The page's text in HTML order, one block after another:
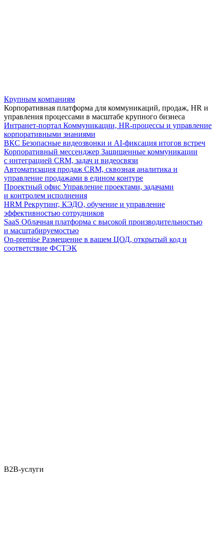
Крупным компаниям
Корпоративная платформа для коммуникаций, продаж, HR и
управления процессами в масштабе крупного бизнеса
Интранет-портал Коммуникации, HR-процессы и управление
корпоративными знаниями
ВКС Безопасные видеозвонки и AI-фиксация итогов встреч
Корпоративный мессенджер Защищенные коммуникации
с интеграцией CRM, задач и видеосвязи
Автоматизация продаж CRM, сквозная аналитика и
управление продажами в едином контуре
Проектный офис Управление проектами, задачами
и контролем исполнения
HRM Рекрутинг, КЭДО, обучение и управление
эффективностью сотрудников
SaaS Облачная платформа с высокой производительностью
и масштабируемостью
On-premise Размещение в вашем ЦОД, открытый код и
соответствие ФСТЭК
B2B-услуги